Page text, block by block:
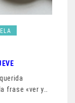
frase «ver y…